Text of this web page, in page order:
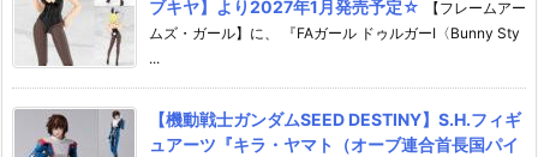
ブキヤ】より2027年1月発売予定☆
【フレームアー
ムズ・ガール】に、 『FAガール ドゥルガーI〈Bunny Sty
...
【機動戦士ガンダムSEED DESTINY】S.H.フィギ
ュアーツ『キラ・ヤマト（オーブ連合首長国パイ